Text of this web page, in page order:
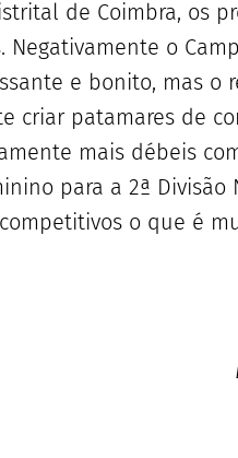
de Coimbra, os
Negativamente o
e bonito, mas o
criar patamares de
mais débeis
para a 2ª Divisão
o que é